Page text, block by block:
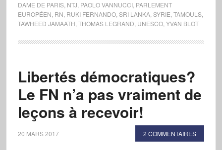
DAME DE PARIS, NTJ PAOLO VANNUCCI, PARLEMENT
EUROPÉEN RN RUKI FERNANDO, SRI LANKA, SYRIE TAMOULS,
TAWHEED JAMAATH THOMAS LEGRAND UNESCO, YVAN BLOT
Libertés démocratiques?
Le FN n’a pas vraiment de
leçons à recevoir!
20 MARS 2017 2 COMMENTAIRES